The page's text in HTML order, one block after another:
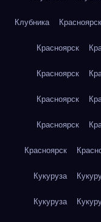
Клубника Красноярск
Красноярск
Красноярск
Красноярск
Красноярск
Красноярск
Кукуруза
Кукуруза